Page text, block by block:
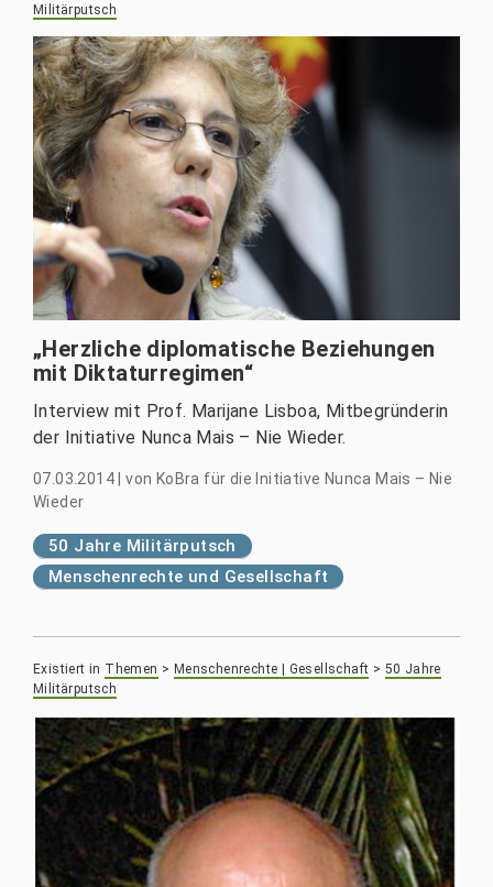
Militärputsch
„Herzliche diplomatische Beziehungen
mit Diktaturregimen“
Interview mit Prof. Marijane Lisboa, Mitbegründerin
der Initiative Nunca Mais – Nie Wieder.
07.03.2014 |von KoBra für die Initiative Nunca Mais – Nie
Wieder
50 Jahre Militärputsch
Menschenrechte und Gesellschaft
Existiert in Themen > Menschenrechte | Gesellschaft > 50 Jahre
Militärputsch